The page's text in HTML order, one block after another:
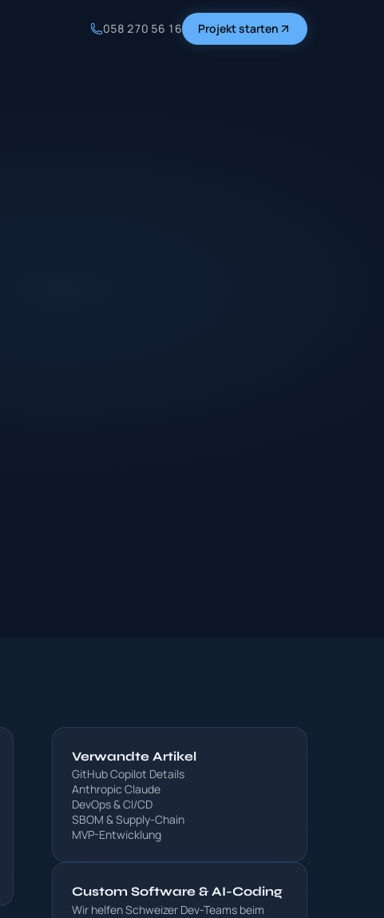
058 270 56 16 Projekt starten
Verwandte Artikel
GitHub Copilot Details
Anthropic Claude
DevOps & CI/CD
SBOM & Supply-Chain
MVP-Entwicklung
Custom Software & AI-Coding
Wir helfen Schweizer Dev-Teams beim